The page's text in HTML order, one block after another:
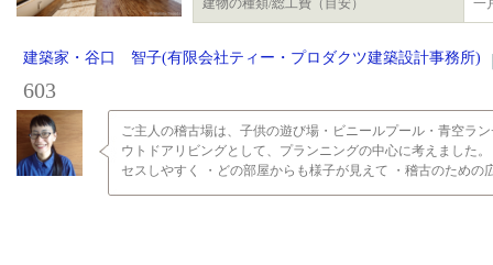
建物の種類/総工費（目安） 一
建築家・谷口 智子(有限会社ティー・プロダクツ建築設計事務所)
603
ご主人の稽古場は、子供の遊び場・ビニールプール・青空ラ
ウトドアリビングとして、プランニングの中心に考えました
セスしやすく ・どの部屋からも様子が見えて ・稽古のための